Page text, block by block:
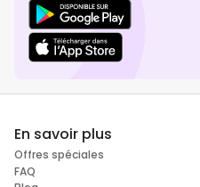
En savoir plus
Offres spéciales
FAQ